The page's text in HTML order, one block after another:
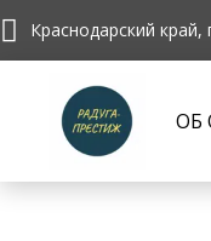
Краснодарский
ОБ